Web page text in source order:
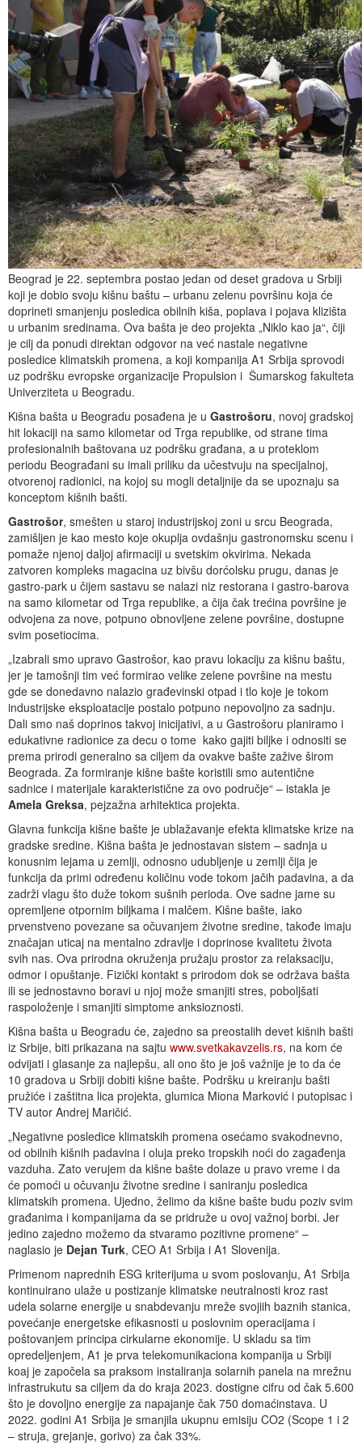
Beograd je 22. septembra postao jedan od deset gradova u Srbiji
koji je dobio svoju kišnu baštu – urbanu zelenu površinu koja će
doprineti smanjenju posledica obilnih kiša, poplava i pojava klizišta
u urbanim sredinama. Ova bašta je deo projekta „Niklo kao ja“, čiji
je cilj da ponudi direktan odgovor na već nastale negativne
posledice klimatskih promena, a koji kompanija A1 Srbija sprovodi
uz podršku evropske organizacije Propulsion i Šumarskog fakulteta
Univerziteta u Beogradu.
Kišna bašta u Beogradu posađena je u Gastrošoru, novoj gradskoj
hit lokaciji na samo kilometar od Trga republike, od strane tima
profesionalnih baštovana uz podršku građana, a u proteklom
periodu Beograđani su imali priliku da učestvuju na specijalnoj,
otvorenoj radionici, na kojoj su mogli detaljnije da se upoznaju sa
konceptom kišnih bašti.
Gastrošor, smešten u staroj industrijskoj zoni u srcu Beograda,
zamišljen je kao mesto koje okuplja ovdašnju gastronomsku scenu i
pomaže njenoj daljoj afirmaciji u svetskim okvirima. Nekada
zatvoren kompleks magacina uz bivšu dorćolsku prugu, danas je
gastro-park u čijem sastavu se nalazi niz restorana i gastro-barova
na samo kilometar od Trga republike, a čija čak trećina površine je
odvojena za nove, potpuno obnovljene zelene površine, dostupne
svim posetiocima.
„Izabrali smo upravo Gastrošor, kao pravu lokaciju za kišnu baštu,
jer je tamošnji tim već formirao velike zelene površine na mestu
gde se donedavno nalazio građevinski otpad i tlo koje je tokom
industrijske eksploatacije postalo potpuno nepovoljno za sadnju.
Dali smo naš doprinos takvoj inicijativi, a u Gastrošoru planiramo i
edukativne radionice za decu o tome kako gajiti biljke i odnositi se
prema prirodi generalno sa ciljem da ovakve bašte zažive širom
Beograda. Za formiranje kišne bašte koristili smo autentične
sadnice i materijale karakteristične za ovo područje“ – istakla je
Amela Greksa, pejzažna arhitektica projekta.
Glavna funkcija kišne bašte je ublažavanje efekta klimatske krize na
gradske sredine. Kišna bašta je jednostavan sistem – sadnja u
konusnim lejama u zemlji, odnosno udubljenje u zemlji čija je
funkcija da primi određenu količinu vode tokom jačih padavina, a da
zadrži vlagu što duže tokom sušnih perioda. Ove sadne jame su
opremljene otpornim biljkama i malčem. Kišne bašte, iako
prvenstveno povezane sa očuvanjem životne sredine, takođe imaju
značajan uticaj na mentalno zdravlje i doprinose kvalitetu života
svih nas. Ova prirodna okruženja pružaju prostor za relaksaciju,
odmor i opuštanje. Fizički kontakt s prirodom dok se održava bašta
ili se jednostavno boravi u njoj može smanjiti stres, poboljšati
raspoloženje i smanjiti simptome anksioznosti.
Kišna bašta u Beogradu će, zajedno sa preostalih devet kišnih bašti
iz Srbije, biti prikazana na sajtu www.svetkakavzelis.rs, na kom će
odvijati i glasanje za najlepšu, ali ono što je još važnije je to da će
10 gradova u Srbiji dobiti kišne bašte. Podršku u kreiranju bašti
pružiće i zaštitna lica projekta, glumica Miona Marković i putopisac i
TV autor Andrej Maričić.
„Negativne posledice klimatskih promena osećamo svakodnevno,
od obilnih kišnih padavina i oluja preko tropskih noći do zagađenja
vazduha. Zato verujem da kišne bašte dolaze u pravo vreme i da
će pomoći u očuvanju životne sredine i saniranju posledica
klimatskih promena. Ujedno, želimo da kišne bašte budu poziv svim
građanima i kompanijama da se pridruže u ovoj važnoj borbi. Jer
jedino zajedno možemo da stvaramo pozitivne promene“ –
naglasio je Dejan Turk, CEO A1 Srbija i A1 Slovenija.
Primenom naprednih ESG kriterijuma u svom poslovanju, A1 Srbija
kontinuirano ulaže u postizanje klimatske neutralnosti kroz rast
udela solarne energije u snabdevanju mreže svojiih baznih stanica,
povećanje energetske efikasnosti u poslovnim operacijama i
poštovanjem principa cirkularne ekonomije. U skladu sa tim
opredeljenjem, A1 je prva telekomunikaciona kompanija u Srbiji
koaj je započela sa praksom instaliranja solarnih panela na mrežnu
infrastrukutu sa ciljem da do kraja 2023. dostigne cifru od čak 5.600
što je dovoljno energije za napajanje čak 750 domaćinstava. U
2022. godini A1 Srbija je smanjila ukupnu emisiju CO2 (Scope 1 i 2
– struja, grejanje, gorivo) za čak 33%.